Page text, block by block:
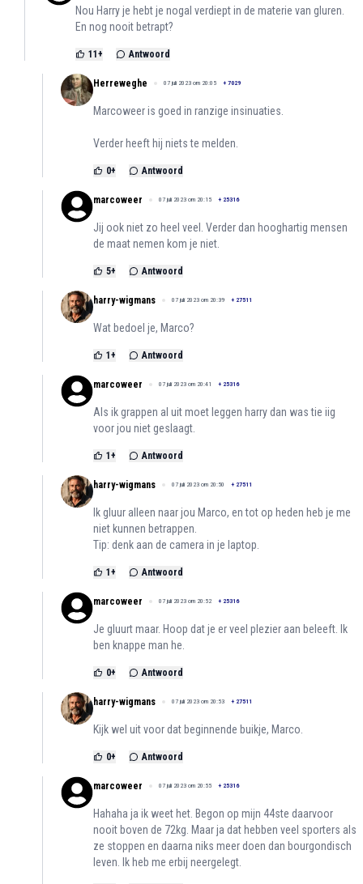
Nou Harry je hebt je nogal verdiept in de materie van gluren.
En nog nooit betrapt?
11 + Antwoord
Herreweghe 07 juli 2023 om 20:05 + 7029
Marcoweer is goed in ranzige insinuaties.
Verder heeft hij niets te melden.
0+ Antwoord
marcoweer 07 juli 2023 om 20:15 + 25316
Jij ook niet zo heel veel. Verder dan hooghartig mensen
de maat nemen kom je niet.
5+ Antwoord
harry-wigmans 07 juli 2023 om 20:39 + 27511
Wat bedoel je, Marco?
1 + Antwoord
marcoweer 07 juli 2023 om 20:41 + 25316
Als ik grappen al uit moet leggen harry dan was tie iig
voor jou niet geslaagt.
1 + Antwoord
harry-wigmans 07 juli 2023 om 20:50 + 27511
Ik gluur alleen naar jou Marco, en tot op heden heb je me
niet kunnen betrappen.
Tip: denk aan de camera in je laptop.
1 + Antwoord
marcoweer 07 juli 2023 om 20:52 + 25316
Je gluurt maar. Hoop dat je er veel plezier aan beleeft. Ik
ben knappe man he.
0+ Antwoord
harry-wigmans 07 juli 2023 om 20:53 + 27511
Kijk wel uit voor dat beginnende buikje, Marco.
0+ Antwoord
marcoweer 07 juli 2023 om 20:55 + 25316
Hahaha ja ik weet het. Begon op mijn 44ste daarvoor
nooit boven de 72kg. Maar ja dat hebben veel sporters als
ze stoppen en daarna niks meer doen dan bourgondisch
leven. Ik heb me erbij neergelegt.